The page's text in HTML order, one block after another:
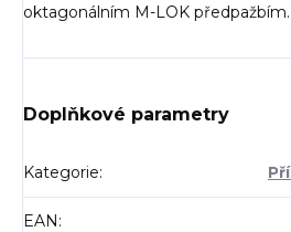
oktagonálním M-LOK předpažbím.
Doplňkové parametry
Kategorie:
EAN: